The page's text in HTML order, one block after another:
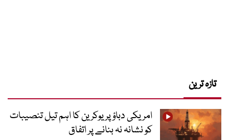
تازہ ترین
امریکی دباؤ پر یوکرین کا اہم تیل تنصیبات
کو نشانہ نہ بنانے پر اتفاق